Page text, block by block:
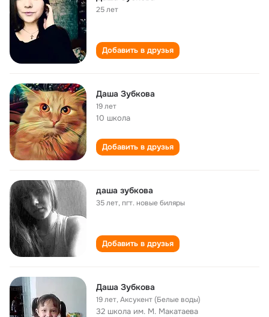
25 лет
Добавить в друзья
Даша Зубкова
19 лет
10 школа
Добавить в друзья
даша зубкова
35 лет,пгт. новые биляры
Добавить в друзья
Даша Зубкова
19 лет,Аксукент (Белые воды)
32 школа им. М. Макатаева